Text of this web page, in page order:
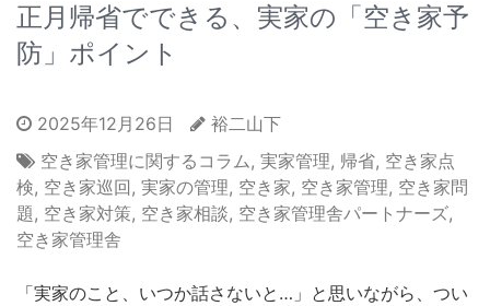
正月帰省でできる、実家の「空き家予
防」ポイント
2025年12月26日
裕二山下
空き家管理に関するコラム, 実家管理, 帰省, 空き家点
検, 空き家巡回, 実家の管理, 空き家, 空き家管理, 空き家問
題, 空き家対策, 空き家相談, 空き家管理舎パートナーズ,
空き家管理舎
「実家のこと、いつか話さないと…」と思いながら、つい